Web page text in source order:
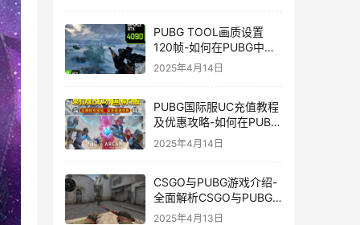
PUBG TOOL画质设置
120帧-如何在PUBG中使
用PUBG TOOL实现120
2025年4月14日
PUBG国际服UC充值教程
及优惠攻略-如何在PUBG
国际服中进行高效且安全
的UC充值
2025年4月14日
CSGO与PUBG游戏介绍-
全面解析CSGO与PUBG
这两款热门射击游戏
2025年4月13日